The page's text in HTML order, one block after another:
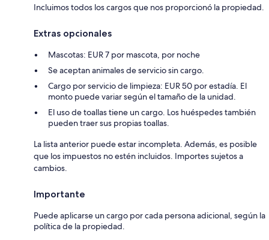
Incluimos todos los cargos que nos proporcionó la propiedad.
Extras opcionales
Mascotas: EUR 7 por mascota, por noche
Se aceptan animales de servicio sin cargo.
Cargo por servicio de limpieza: EUR 50 por estadía. El
monto puede variar según el tamaño de la unidad.
El uso de toallas tiene un cargo. Los huéspedes también
pueden traer sus propias toallas.
La lista anterior puede estar incompleta. Además, es posible
que los impuestos no estén incluidos. Importes sujetos a
cambios.
Importante
Puede aplicarse un cargo por cada persona adicional, según la
política de la propiedad.